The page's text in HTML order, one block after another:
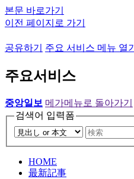
본문 바로가기
이전 페이지로 가기
공유하기 주요 서비스 메뉴 열기
주요서비스
중앙일보 메가메뉴로 돌아가기
검색어 입력폼
HOME
最新記事